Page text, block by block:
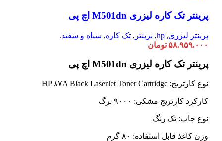
پرینتر تک کاره لیزری M501dn اچ پی
پرینتر لیزری,
hp
, پرینتر , تک کاره, سیاه و سفید.
۵۸.۹۵۹.۰۰۰ تومان
پرینتر تک کاره لیزری M501dn اچ پی
نوع کارتریج: HP ۸۷A Black LaserJet Toner Cartridge
کارکرد کارتریج مشکی: ۹۰۰۰ برگ
نوع چاپ: تک رنگ
وزن کاغذ قابل استفاده: ۸۰ گرم